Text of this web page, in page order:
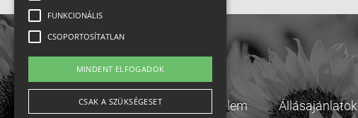
Adatvédelem Állásajánlatok
FUNKCIONÁLIS
CSOPORTOSÍTATLAN
MINDENT ELFOGADOK
CSAK A SZÜKSÉGESET